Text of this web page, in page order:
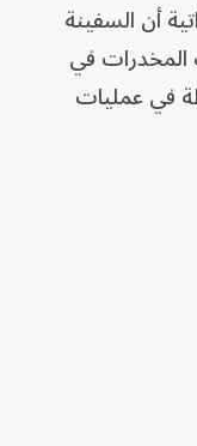
أن السفينة
في
في عمليات